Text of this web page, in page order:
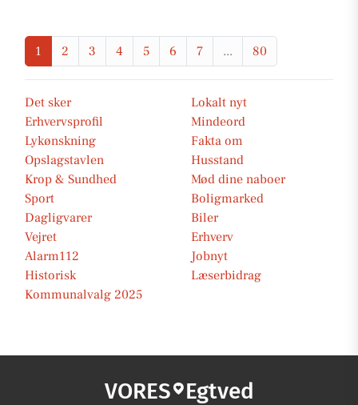
1 2 3 4 5 6 7 ... 80
Det sker
Lokalt nyt
Erhvervsprofil
Mindeord
Lykønskning
Fakta om
Opslagstavlen
Husstand
Krop & Sundhed
Mød dine naboer
Sport
Boligmarked
Dagligvarer
Biler
Vejret
Erhverv
Alarm112
Jobnyt
Historisk
Læserbidrag
Kommunalvalg 2025
VORES Egtved